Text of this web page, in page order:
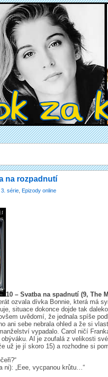
na rozpadnutí
3. série Epizody online
10 – Svatba na spadnutí (9, The
ozvala dívka Bonnie, která má
situace dokonce dojde tak
uvědomí, že jednala spíše
ani sebe nebrala ohled a že si
vypadalo. Carol ničí
Al je zoufalá z velikosti
už je jí skoro 15) a rozhodne si
ni): „Eee, vycpanou krůtu…“